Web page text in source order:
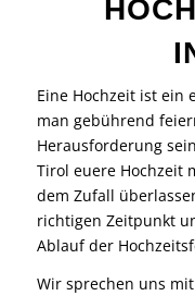
Eine Hochzeit ist ein
man gebührend
Herausforderung
Tirol euere Hochzeit
dem Zufall
richtigen Zeitpunkt
Ablauf der
Wir sprechen uns